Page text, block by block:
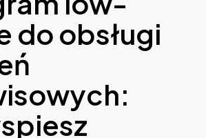
do obsługi